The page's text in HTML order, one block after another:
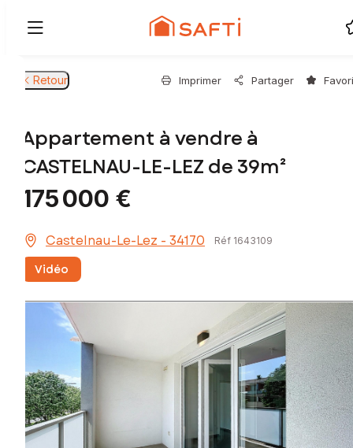
Retour Imprimer Partager
Appartement à vendre à
CASTELNAU-LE-LEZ de 39m²
175 000 €
Castelnau-Le-Lez - 34170 Réf 1643109
Vidéo